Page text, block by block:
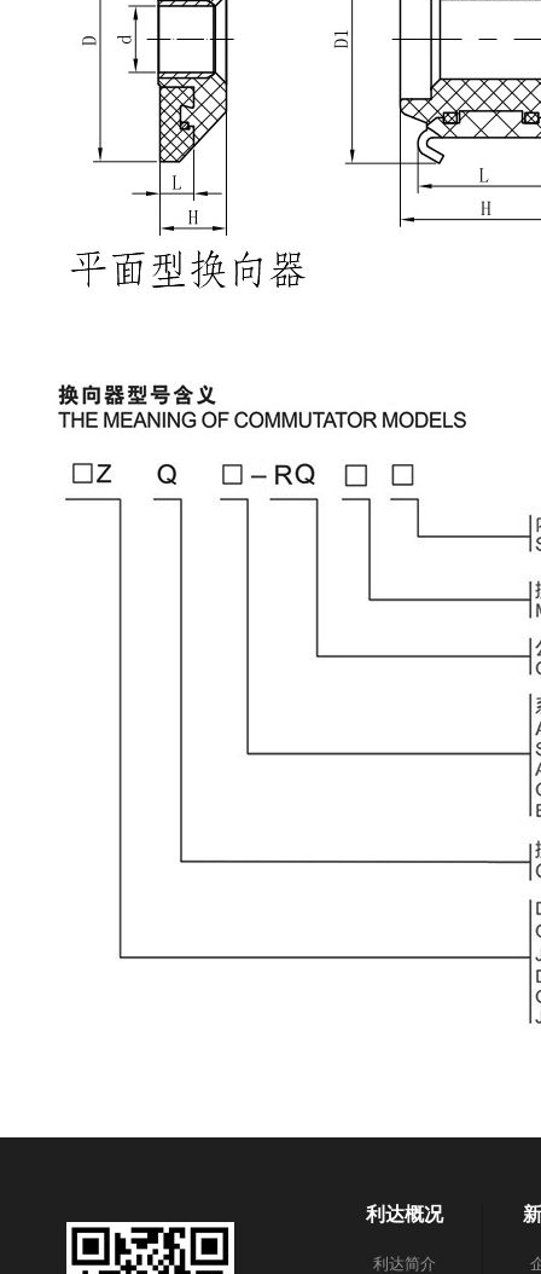
利达概况
利达简介